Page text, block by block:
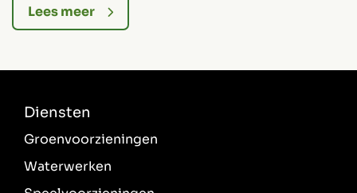
Lees meer
Diensten
Groenvoorzieningen
Waterwerken